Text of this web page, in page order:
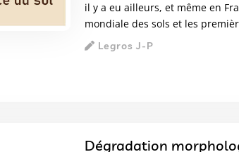
il y a eu ailleurs, et même en
mondiale des sols et les
Legros J-P
Dégradation